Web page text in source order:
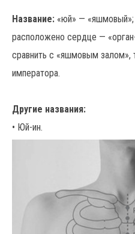
Название: «юй» — «яшмовый»;
расположено сердце —
сравнить с «яшмовым залом»,
императора.
Другие названия:
• Юй-ин.